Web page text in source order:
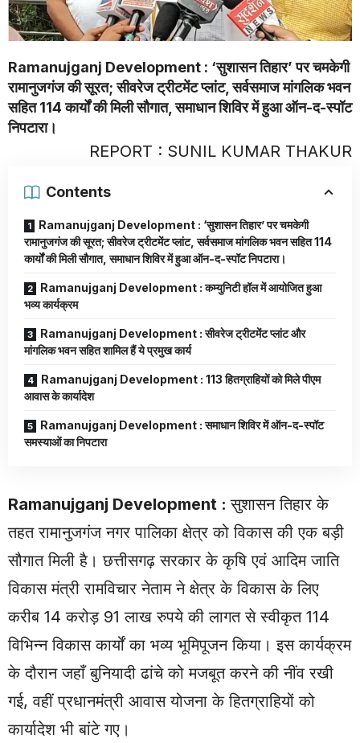
Ramanujganj Development : ‘सुशासन तिहार’ पर चमकेगी
रामानुजगंज की सूरत; सीवरेज ट्रीटमेंट प्लांट, सर्वसमाज मांगलिक भवन
सहित 114 कार्यों की मिली सौगात, समाधान शिविर में हुआ ऑन-द-स्पॉट
निपटारा।
REPORT : SUNIL KUMAR THAKUR
Contents
Ramanujganj Development : ‘सुशासन तिहार’ पर चमकेगी
रामानुजगंज की सूरत; सीवरेज ट्रीटमेंट प्लांट, सर्वसमाज मांगलिक भवन सहित 114
कार्यों की मिली सौगात, समाधान शिविर में हुआ ऑन-द-स्पॉट निपटारा।
Ramanujganj Development : कम्युनिटी हॉल में आयोजित हुआ
भव्य कार्यक्रम
Ramanujganj Development : सीवरेज ट्रीटमेंट प्लांट और
मांगलिक भवन सहित शामिल हैं ये प्रमुख कार्य
Ramanujganj Development : 113 हितग्राहियों को मिले पीएम
आवास के कार्यादेश
Ramanujganj Development : समाधान शिविर में ऑन-द-स्पॉट
समस्याओं का निपटारा
Ramanujganj Development :सुशासन तिहार के
तहत रामानुजगंज नगर पालिका क्षेत्र को विकास की एक बड़ी
सौगात मिली है। छत्तीसगढ़ सरकार के कृषि एवं आदिम जाति
विकास मंत्री रामविचार नेताम ने क्षेत्र के विकास के लिए
करीब 14 करोड़ 91 लाख रुपये की लागत से स्वीकृत 114
विभिन्न विकास कार्यों का भव्य भूमिपूजन किया। इस कार्यक्रम
के दौरान जहाँ बुनियादी ढांचे को मजबूत करने की नींव रखी
गई, वहीं प्रधानमंत्री आवास योजना के हितग्राहियों को
कार्यादेश भी बांटे गए।